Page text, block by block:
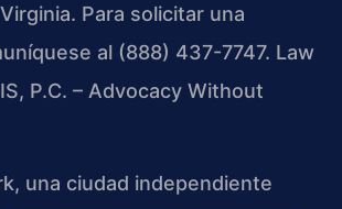
Para solicitar una
al (888) 437-7747. Law
P.C. – Advocacy Without
una ciudad independiente